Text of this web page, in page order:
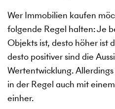
Wer Immobilien kaufen
folgende Regel halten: Je
Objekts ist, desto höher ist
desto positiver sind die
Wertentwicklung.
in der Regel auch mit
einher.